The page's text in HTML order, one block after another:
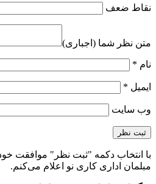
نقاط ضعف
متن نظر شما (اجباری)
نام *
ایمیل *
وب‌ سایت
با انتخاب دکمه "ثبت نظر" موافقت خود
مبلمان اداری کاری نو اعلام می‌کنم.